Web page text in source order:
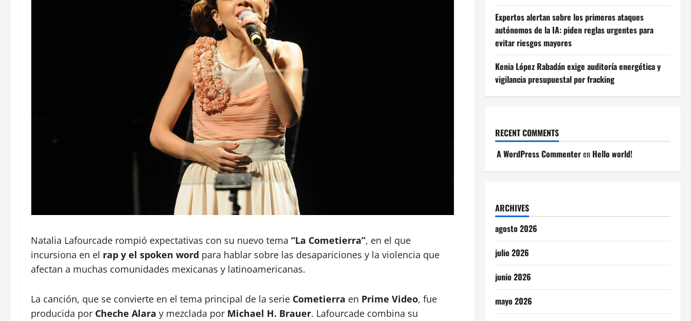
Natalia Lafourcade rompió expectativas con su nuevo tema “La Cometierra”, en el que
incursiona en el rap y el spoken word para hablar sobre las desapariciones y la violencia que
afectan a muchas comunidades mexicanas y latinoamericanas.
La canción, que se convierte en el tema principal de la serie Cometierra en Prime Video, fue
producida por Cheche Alara y mezclada por Michael H. Brauer. Lafourcade combina su
Expertos alertan sobre los primeros ataques
autónomos de la IA: piden reglas urgentes para
evitar riesgos mayores
Kenia López Rabadán exige auditoría energética y
vigilancia presupuestal por fracking
RECENT COMMENTS
A WordPress Commenteren Hello world!
ARCHIVES
agosto 2026
julio 2026
junio 2026
mayo 2026